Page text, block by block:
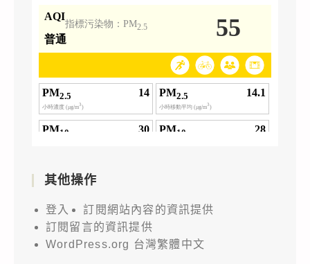
其他操作
登入
訂閱網站內容的資訊提供
訂閱留言的資訊提供
WordPress.org 台灣繁體中文